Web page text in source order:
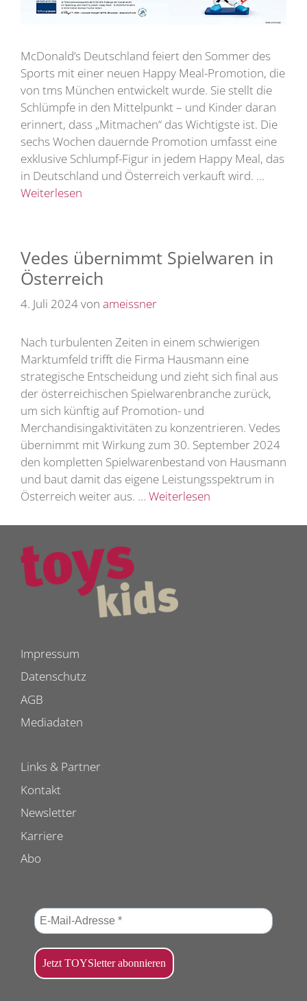
McDonald’s Deutschland feiert den Sommer des
Sports mit einer neuen Happy Meal-Promotion, die
von tms München entwickelt wurde. Sie stellt die
Schlümpfe in den Mittelpunkt – und Kinder daran
erinnert, dass „Mitmachen“ das Wichtigste ist. Die
sechs Wochen dauernde Promotion umfasst eine
exklusive Schlumpf-Figur in jedem Happy Meal, das
in Deutschland und Österreich verkauft wird. …
Weiterlesen
Vedes übernimmt Spielwaren in
Österreich
4. Juli 2024von ameissner
Nach turbulenten Zeiten in einem schwierigen
Marktumfeld trifft die Firma Hausmann eine
strategische Entscheidung und zieht sich final aus
der österreichischen Spielwarenbranche zurück,
um sich künftig auf Promotion- und
Merchandisingaktivitäten zu konzentrieren. Vedes
übernimmt mit Wirkung zum 30. September 2024
den kompletten Spielwarenbestand von Hausmann
und baut damit das eigene Leistungsspektrum in
Österreich weiter aus. … Weiterlesen
Impressum
Datenschutz
AGB
Mediadaten
Links & Partner
Kontakt
Newsletter
Karriere
Abo